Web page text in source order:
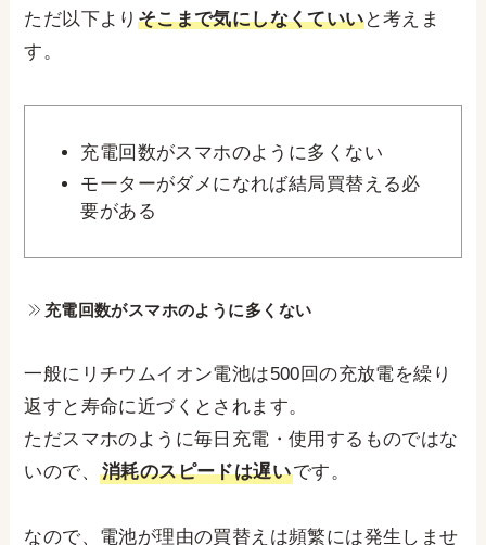
ただ以下より そこまで気にしなくていいと考えま
す。
充電回数がスマホのように多くない
モーターがダメになれば結局買替える必
要がある
充電回数がスマホのように多くない
一般にリチウムイオン電池は500回の充放電を繰り
返すと寿命に近づくとされます。
ただスマホのように毎日充電・使用するものではな
いので、消耗のスピードは遅いです。
なので、電池が理由の買替えは頻繁には発生しませ